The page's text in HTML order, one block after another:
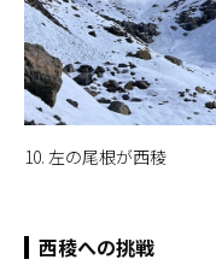
10. 左の尾根が西稜
西稜への挑戦